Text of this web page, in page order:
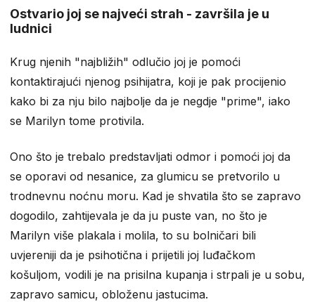
Ostvario joj se najveći strah - završila je u
ludnici
Krug njenih "najbližih" odlučio joj je pomoći
kontaktirajući njenog psihijatra, koji je pak procijenio
kako bi za nju bilo najbolje da je negdje "prime", iako
se Marilyn tome protivila.
Ono što je trebalo predstavljati odmor i pomoći joj da
se oporavi od nesanice, za glumicu se pretvorilo u
trodnevnu noćnu moru. Kad je shvatila što se zapravo
dogodilo, zahtijevala je da ju puste van, no što je
Marilyn više plakala i molila, to su bolničari bili
uvjereniji da je psihotična i prijetili joj luđačkom
košuljom, vodili je na prisilna kupanja i strpali je u sobu,
zapravo samicu, obloženu jastucima.